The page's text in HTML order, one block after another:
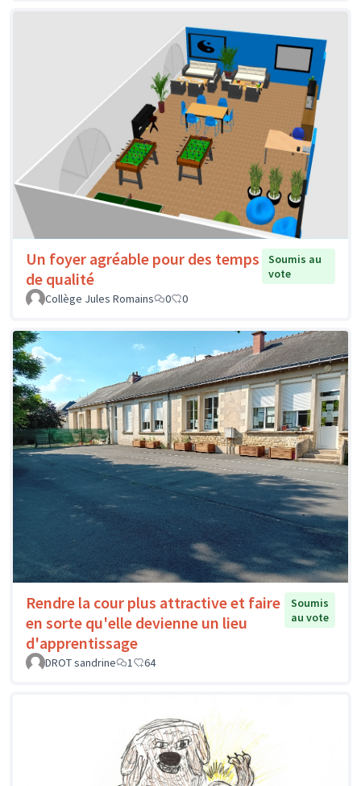
Un foyer agréable pour des temps
de qualité
Soumis au
vote
Collège Jules Romains
0 0
Rendre la cour plus attractive et faire
en sorte qu'elle devienne un lieu
d'apprentissage
Soumis
au vote
DROT sandrine 1 64